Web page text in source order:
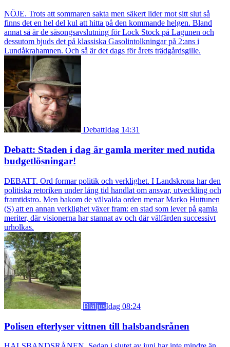
NÖJE. Trots att sommaren sakta men säkert lider mot sitt slut så
finns det en hel del kul att hitta på den kommande helgen. Bland
annat så är de säsongsavslutning för Lock Stock på Lagunen och
dessutom bjuds det på klassiska Gasolintolkningar på 2:ans i
Lundåkrahamnen. Och så är det dags för årets trädgårdsgille.
DebattIdag 14:31
Debatt: Staden i dag är gamla meriter med nutida
budgetlösningar!
DEBATT. Ord formar politik och verklighet. I Landskrona har den
politiska retoriken under lång tid handlat om ansvar, utveckling och
framtidstro. Men bakom de välvalda orden menar Marko Huttunen
(S) att en annan verklighet växer fram: en stad som lever på gamla
meriter, där visionerna har stannat av och där välfärden successivt
urholkas.
BlåljusIdag 08:24
Polisen efterlyser vittnen till halsbandsrånen